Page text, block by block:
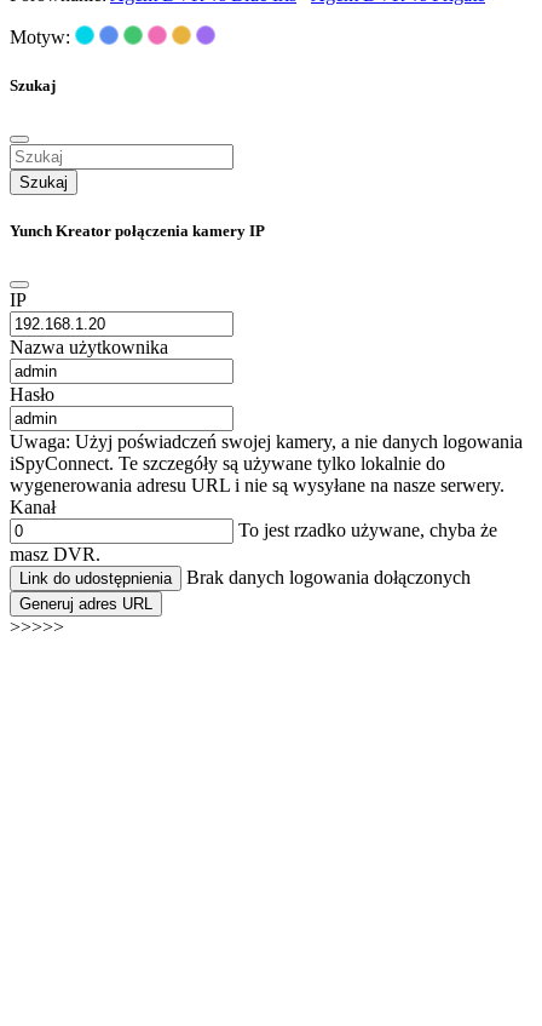
Motyw:
Szukaj
Szukaj
Yunch Kreator połączenia kamery IP
IP
Nazwa użytkownika
Hasło
Uwaga: Użyj poświadczeń swojej kamery, a nie danych logowania
iSpyConnect. Te szczegóły są używane tylko lokalnie do
wygenerowania adresu URL i nie są wysyłane na nasze serwery.
Kanał
To jest rzadko używane, chyba że
masz DVR.
Link do udostępnienia Brak danych logowania dołączonych
Generuj adres URL
>>>>>